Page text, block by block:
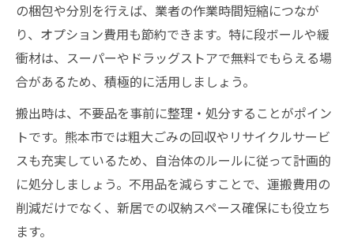
の梱包や分別を行えば、業者の作業時間短縮につなが
り、オプション費用も節約できます。特に段ボールや緩
衝材は、スーパーやドラッグストアで無料でもらえる場
合があるため、積極的に活用しましょう。
搬出時は、不要品を事前に整理・処分することがポイン
トです。熊本市では粗大ごみの回収やリサイクルサービ
スも充実しているため、自治体のルールに従って計画的
に処分しましょう。不用品を減らすことで、運搬費用の
削減だけでなく、新居での収納スペース確保にも役立ち
ます。